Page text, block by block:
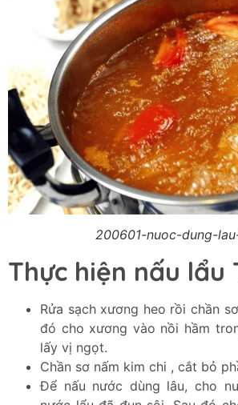
200601-nuoc-dung-
Thực hiện nấu lẩu
Rửa sạch xương heo rồi chần
đó cho xương vào nồi hầm
lấy vị ngọt.
Chần sơ nấm kim chi , cắt bỏ
Để nấu nước dùng lâu, cho